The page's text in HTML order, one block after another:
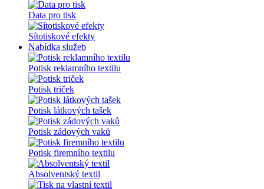
Data pro tisk
Sítotiskové efekty
Nabídka služeb
Potisk reklamního textilu
Potisk triček
Potisk látkových tašek
Potisk zádových vaků
Potisk firemního textilu
Absolventský textil